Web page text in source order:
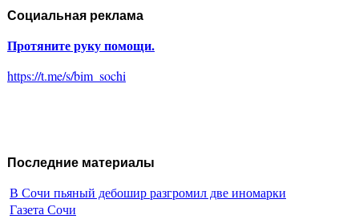
Социальная реклама
Протяните руку помощи.
https://t.me/s/bim_sochi
Последние материалы
В Сочи пьяный дебошир разгромил две иномарки
Газета Сочи